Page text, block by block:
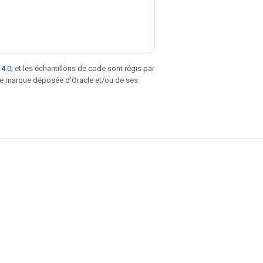
, et les échantillons de code sont régis par
marque déposée d'Oracle et/ou de ses